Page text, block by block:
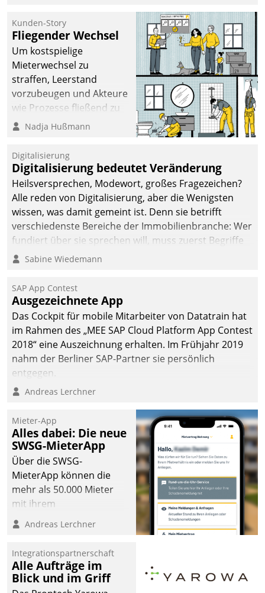
Unternehmen.
Kunden-Story
Fliegender Wechsel
Um kostspielige
Mieterwechsel zu
straffen, Leerstand
vorzubeugen und Akteure
wie Prozesse fließend zu
vernetzen, nutzt die
Jahresbeginn eine
Überblick, Einsicht und
Eingriff bietende Lösung.
Zur Entwicklung setzte
man auf
Cloudtechnologie,
bewährte und Startup-
agile Projektmethoden.
Nadja Hußmann
Digitalisierung
Digitalisierung bedeutet Veränderung
Heilsversprechen, Modewort, großes Fragezeichen?
Alle reden von Digitalisierung, aber die Wenigsten
wissen, was damit gemeint ist. Denn sie betrifft
verschiedenste Bereiche der Immobilienbranche: Wer
fundiert über sie sprechen will, muss zuerst Begriffe
klären. Ein Aspekt ist die betriebliche Optimierung:
Einsparungen durch optimierte und automatisierte
Prozesse. Doch man darf nicht zu viel erwarten: Allein
mit der Einführung einer neuen Software ist es nicht
getan. Die Digitalisierung erfordert von Unternehmen
die Bereitschaft, sich zu überprüfen, zu hinterfragen
und zu verändern.
Sabine Wiedemann
SAP App Contest
Ausgezeichnete App
Das Cockpit für mobile Mitarbeiter von Datatrain hat
im Rahmen des „MEE SAP Cloud Platform App Contest
2018“ eine Auszeichnung erhalten. Im Frühjahr 2019
nahm der Berliner SAP-Partner sie persönlich
entgegen.
Andreas Lerchner
Mieter-App
Alles dabei: Die neue
SWSG-MieterApp
Über die SWSG-
MieterApp können die
mehr als 50.000 Mieter
mit ihrem
Wohnungsunternehmen
kommunizieren, auf dem
einsehen und ändern
oder
Schadensmeldungen
Andreas Lerchner
Integrationspartnerschaft
Alle Aufträge im
Blick und im Griff